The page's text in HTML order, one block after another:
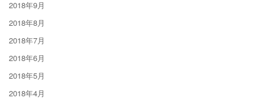
2018年9月
2018年8月
2018年7月
2018年6月
2018年5月
2018年4月